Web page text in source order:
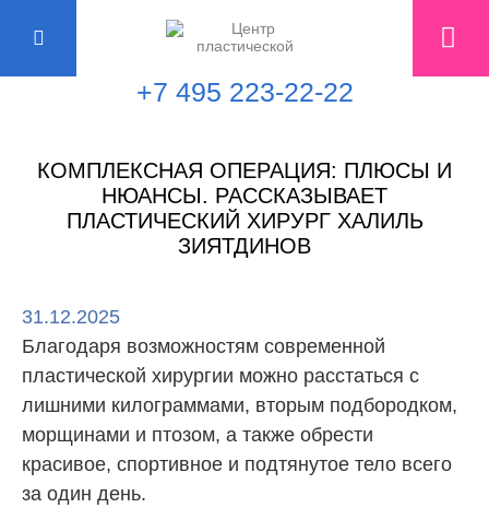
+7 495 223-22-22
КОМПЛЕКСНАЯ ОПЕРАЦИЯ: ПЛЮСЫ И
НЮАНСЫ. РАССКАЗЫВАЕТ
ПЛАСТИЧЕСКИЙ ХИРУРГ ХАЛИЛЬ
ЗИЯТДИНОВ
31.12.2025
Благодаря возможностям современной
пластической хирургии можно расстаться с
лишними килограммами, вторым подбородком,
морщинами и птозом, а также обрести
красивое, спортивное и подтянутое тело всего
за один день.